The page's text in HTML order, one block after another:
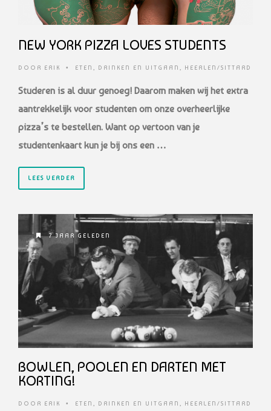
NEW YORK PIZZA LOVES STUDENTS
DOOR ERIK • ETEN, DRINKEN EN UITGAAN , HEERLEN/SITTARD
Studeren is al duur genoeg! Daarom maken wij het extra
aantrekkelijk voor studenten om onze overheerlijke
pizza’s te bestellen. Want op vertoon van je
studentenkaart kun je bij ons een …
LEES VERDER
7 JAAR GELEDEN
BOWLEN, POOLEN EN DARTEN MET
KORTING!
DOOR ERIK • ETEN, DRINKEN EN UITGAAN , HEERLEN/SITTARD